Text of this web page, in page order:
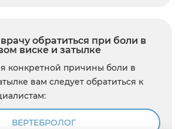
обратиться при боли в
виске и затылке
конкретной причины боли в
вам следует обратиться к
ВЕРТЕБРОЛОГ